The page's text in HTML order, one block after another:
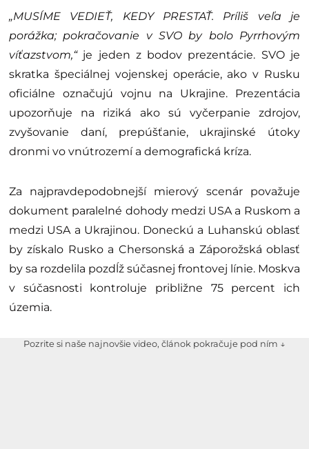
„MUSÍME VEDIEŤ, KEDY PRESTAŤ. Príliš veľa je
porážka; pokračovanie v SVO by bolo Pyrrhovým
víťazstvom,“je jeden z bodov prezentácie. SVO je
skratka špeciálnej vojenskej operácie, ako v Rusku
oficiálne označujú vojnu na Ukrajine. Prezentácia
upozorňuje na riziká ako sú vyčerpanie zdrojov,
zvyšovanie daní, prepúšťanie, ukrajinské útoky
dronmi vo vnútrozemí a demografická kríza.
Za najpravdepodobnejší mierový scenár považuje
dokument paralelné dohody medzi USA a Ruskom a
medzi USA a Ukrajinou. Doneckú a Luhanskú oblasť
by získalo Rusko a Chersonská a Záporožská oblasť
by sa rozdelila pozdĺž súčasnej frontovej línie. Moskva
v súčasnosti kontroluje približne 75 percent ich
územia.
Pozrite si naše najnovšie video, článok pokračuje pod ním ↓